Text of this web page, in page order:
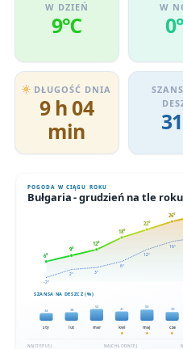
W DZIEŃ
9℃
W
DŁUGOŚĆ DNIA
9 h 04
min